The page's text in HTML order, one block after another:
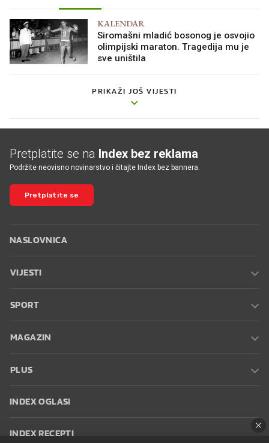
KALENDAR
Siromašni mladić bosonog je osvojio
olimpijski maraton. Tragedija mu je
sve uništila
PRIKAŽI JOŠ VIJESTI
Pretplatite se na Index bez reklama
Podržite neovisno novinarstvo i čitajte Index bez bannera.
Pretplatite se
NASLOVNICA
VIJESTI
SPORT
MAGAZIN
PLUS
INDEX OGLASI
INDEX RECEPTI